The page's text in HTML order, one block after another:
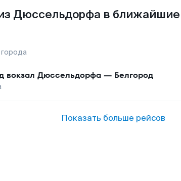
Дюссельдорфа в ближайшие
вокзал Дюссельдорфа — Белгород
Показать больше рейсов